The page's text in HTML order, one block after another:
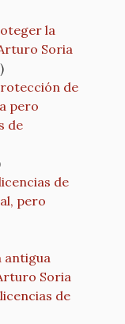
la
Soria
de
pero
de
de
pero
antigua
Soria
de